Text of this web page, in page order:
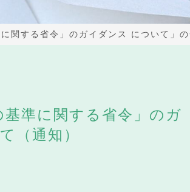
関する省令」のガイダンス について」
基準に関する省令」のガ
（通知）